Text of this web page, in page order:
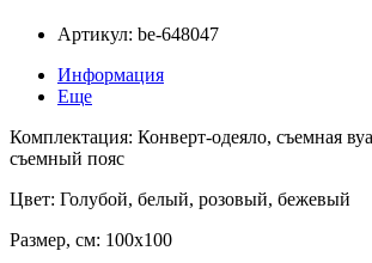
Артикул: be-648047
Информация
Еще
Комплектация: Конверт-одеяло, съемная
съемный пояс
Цвет: Голубой, белый, розовый, бежевый
Размер, см: 100х100